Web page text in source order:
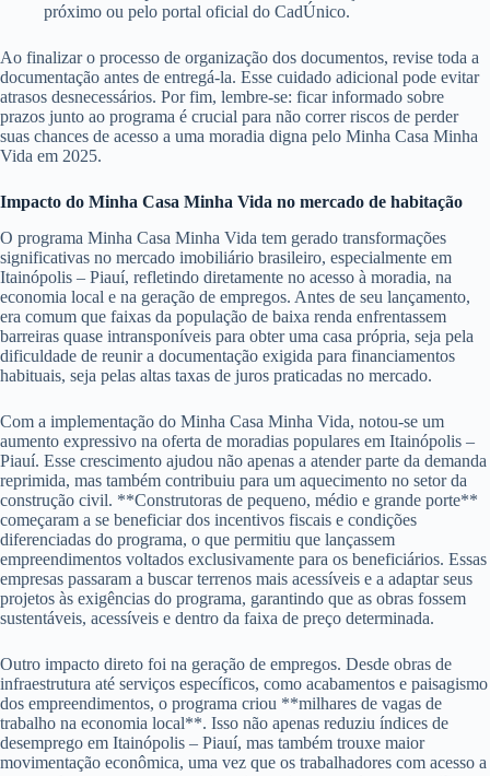
próximo ou pelo portal oficial do CadÚnico.
Ao finalizar o processo de organização dos documentos, revise toda a
documentação antes de entregá-la. Esse cuidado adicional pode evitar
atrasos desnecessários. Por fim, lembre-se: ficar informado sobre
prazos junto ao programa é crucial para não correr riscos de perder
suas chances de acesso a uma moradia digna pelo Minha Casa Minha
Vida em 2025.
Impacto do Minha Casa Minha Vida no mercado de habitação
O programa Minha Casa Minha Vida tem gerado transformações
significativas no mercado imobiliário brasileiro, especialmente em
Itainópolis – Piauí, refletindo diretamente no acesso à moradia, na
economia local e na geração de empregos. Antes de seu lançamento,
era comum que faixas da população de baixa renda enfrentassem
barreiras quase intransponíveis para obter uma casa própria, seja pela
dificuldade de reunir a documentação exigida para financiamentos
habituais, seja pelas altas taxas de juros praticadas no mercado.
Com a implementação do Minha Casa Minha Vida, notou-se um
aumento expressivo na oferta de moradias populares em Itainópolis –
Piauí. Esse crescimento ajudou não apenas a atender parte da demanda
reprimida, mas também contribuiu para um aquecimento no setor da
construção civil. **Construtoras de pequeno, médio e grande porte**
começaram a se beneficiar dos incentivos fiscais e condições
diferenciadas do programa, o que permitiu que lançassem
empreendimentos voltados exclusivamente para os beneficiários. Essas
empresas passaram a buscar terrenos mais acessíveis e a adaptar seus
projetos às exigências do programa, garantindo que as obras fossem
sustentáveis, acessíveis e dentro da faixa de preço determinada.
Outro impacto direto foi na geração de empregos. Desde obras de
infraestrutura até serviços específicos, como acabamentos e paisagismo
dos empreendimentos, o programa criou **milhares de vagas de
trabalho na economia local**. Isso não apenas reduziu índices de
desemprego em Itainópolis – Piauí, mas também trouxe maior
movimentação econômica, uma vez que os trabalhadores com acesso a